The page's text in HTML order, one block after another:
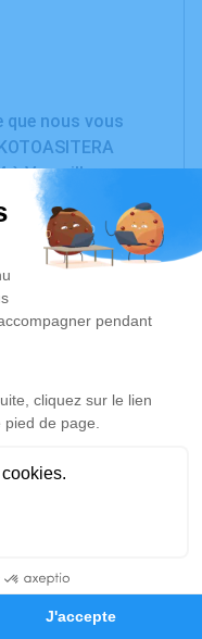
Hommages
que nous vous
à Versailles.
espace pour
des photos
vos pensées à
Cet endroit est
la mémoire de
hommage est